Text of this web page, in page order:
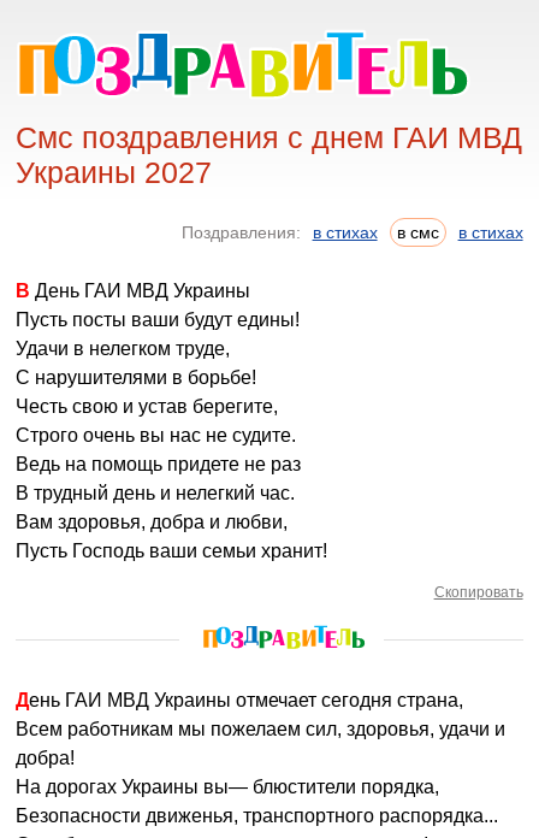
Смс поздравления с днем ГАИ МВД
Украины 2027
Поздравления: в стихах в смс в стихах
В День ГАИ МВД Украины
Пусть посты ваши будут едины!
Удачи в нелегком труде,
С нарушителями в борьбе!
Честь свою и устав берегите,
Строго очень вы нас не судите.
Ведь на помощь придете не раз
В трудный день и нелегкий час.
Вам здоровья, добра и любви,
Пусть Господь ваши семьи хранит!
Скопировать
День ГАИ МВД Украины отмечает сегодня страна,
Всем работникам мы пожелаем сил, здоровья, удачи и
добра!
На дорогах Украины вы— блюстители порядка,
Безопасности движенья, транспортного распорядка...